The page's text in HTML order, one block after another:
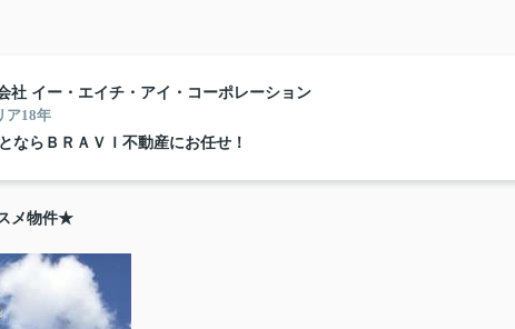
社 イー・エイチ・アイ・コーポレーション
ア18年
ならＢＲＡＶＩ不動産にお任せ！
メ物件★